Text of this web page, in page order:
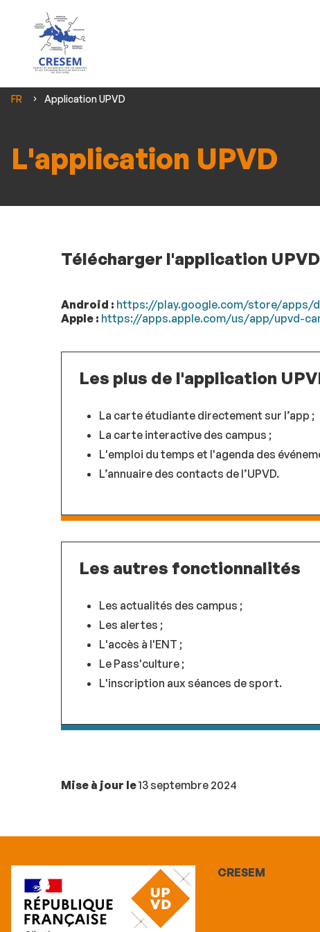
Vous
FR Application UPVD
L'application UPVD
Télécharger l'application UPVD
Android : https://play.google.com/store/apps/
Apple : https://apps.apple.com/us/app/upvd-
Les plus de l'application
La carte étudiante directement sur l’app ;
La carte interactive des campus ;
L'emploi du temps et l'agenda des
L’annuaire des contacts de l’UPVD.
Les autres fonctionnalités
Les actualités des campus ;
Les alertes ;
L'accès à l'ENT ;
Le Pass'culture ;
L'inscription aux séances de sport.
Mise à jour le13 septembre 2024
CRESEM